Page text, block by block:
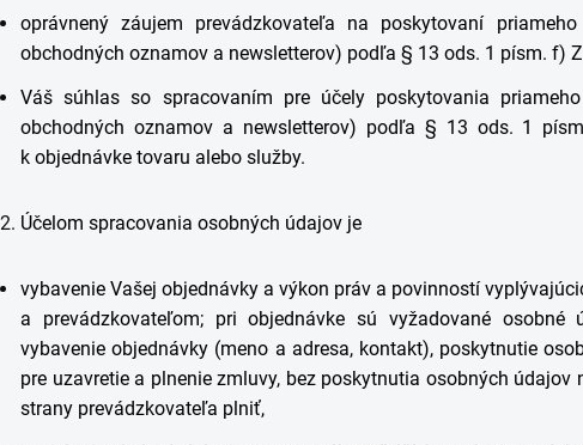
oprávnený záujem prevádzkovateľa na poskytovaní
obchodných oznamov a newsletterov) podľa § 13 ods. 1 písm. f)
Váš súhlas so spracovaním pre účely poskytovania
obchodných oznamov a newsletterov) podľa § 13 ods. 1
k objednávke tovaru alebo služby.
Účelom spracovania osobných údajov je
vybavenie Vašej objednávky a výkon práv a povinností
a prevádzkovateľom; pri objednávke sú vyžadované
vybavenie objednávky (meno a adresa, kontakt), poskytnutie
pre uzavretie a plnenie zmluvy, bez poskytnutia osobných
strany prevádzkovateľa plniť,